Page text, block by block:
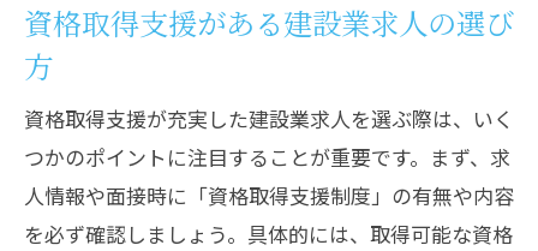
資格取得支援がある建設業求人の選び
方
資格取得支援が充実した建設業求人を選ぶ際は、いく
つかのポイントに注目することが重要です。まず、求
人情報や面接時に「資格取得支援制度」の有無や内容
を必ず確認しましょう。具体的には、取得可能な資格